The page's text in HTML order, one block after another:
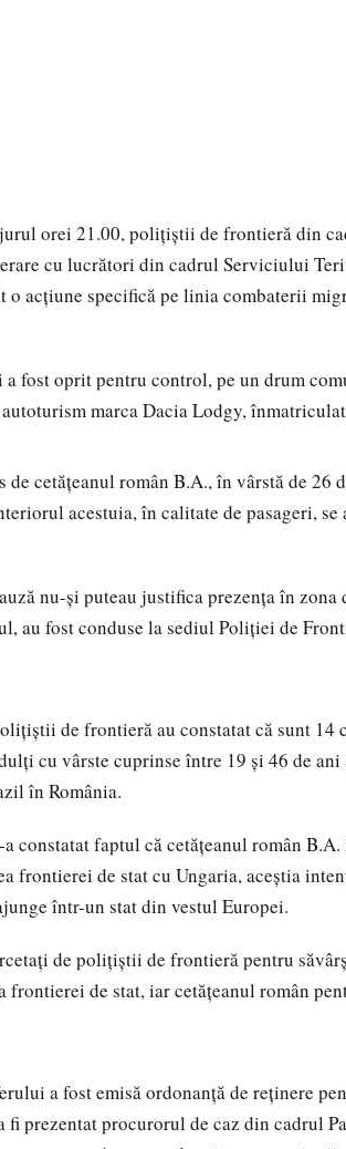
orei 21.00, poliţiştii de frontieră din
cu lucrători din cadrul Serviciului
o acțiune specifică pe linia combaterii
fost oprit pentru control, pe un drum
marca Dacia Lodgy,
de cetățeanul român B.A., în vârstă de 26
acestuia, în calitate de pasageri, se
nu-și puteau justifica prezența în zona
au fost conduse la sediul Poliției de
de frontieră au constatat că sunt 14
cu vârste cuprinse între 19 și 46 de
în România.
constatat faptul că cetăţeanul român
frontierei de stat cu Ungaria, aceștia
într-un stat din vestul Europei.
de poliţiştii de frontieră pentru
frontierei de stat, iar cetăţeanul român
a fost emisă ordonanţă de reţinere
fi prezentat procurorul de caz din cadrul